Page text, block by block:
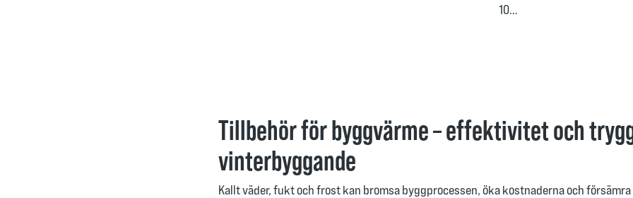
10…
Tillbehör för byggvärme – effektivitet och
vinterbyggande
Kallt väder, fukt och frost kan bromsa byggprocessen, öka kostnaderna och